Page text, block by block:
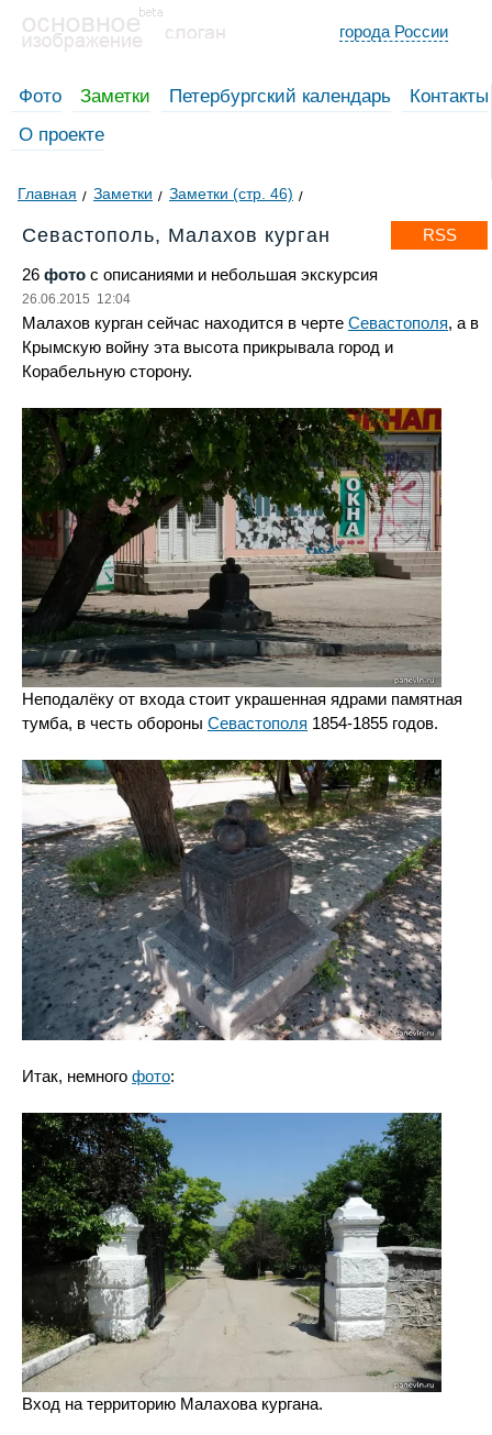
города России
Фото Заметки Петербургский календарь
Контакты
О проекте
Главная Заметки Заметки (стр. 46)
RSS
Севастополь, Малахов курган
26 фото с описаниями и небольшая экскурсия
26.06.2015 12:04
Малахов курган сейчас находится в черте Севастополя, а в
Крымскую войну эта высота прикрывала город и
Корабельную сторону.
Неподалёку от входа стоит украшенная ядрами памятная
тумба, в честь обороны Севастополя 1854-1855 годов.
Итак, немного фото:
Вход на территорию Малахова кургана.